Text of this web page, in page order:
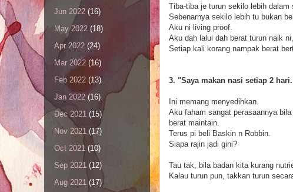
Tiba-tiba je turun sekilo lebih
Sebenarnya sekilo lebih tu bukan
Aku ni living proof.
Aku dah lalui dah berat turun naik
Setiap kali korang nampak berat
3. "Saya makan nasi setiap 2
Ini memang menyedihkan.
Aku faham sangat perasaannya
berat maintain.
Terus pi beli Baskin n Robbin.
Siapa rajin jadi gini?
Tau tak, bila badan kita kurang
Kalau turun pun, takkan turun
Jun 2022 (16)
May 2022 (18)
Apr 2022 (24)
Mar 2022 (16)
Feb 2022 (13)
Jan 2022 (16)
Dec 2021 (15)
Nov 2021 (17)
Oct 2021 (10)
Sep 2021 (12)
Aug 2021 (17)